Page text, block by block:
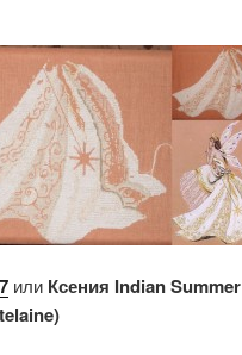
или Ксения Indian Summer